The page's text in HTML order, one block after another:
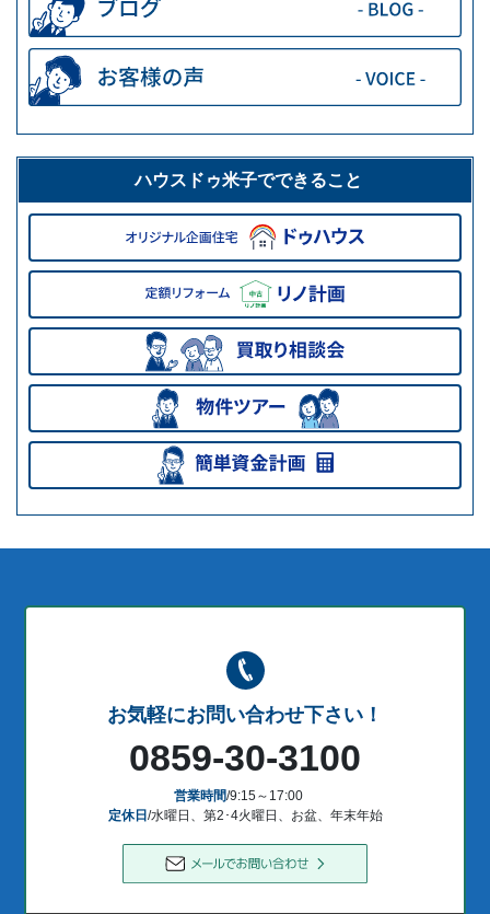
ハウスドゥ米子でできること
お気軽にお問い合わせ下さい！
0859-30-3100
営業時間/9:15～17:00
定休日 /水曜日、第2･4火曜日、お盆、年末年始